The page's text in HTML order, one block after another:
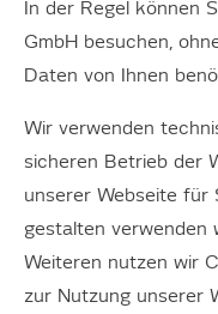
der
Für die Talente
„Nähatelier – auf den
mit Licht, Solar und
„Erfinder*innen-
Curie“ sowie
In der Regel können
GmbH besuchen,
Daten von Ihnen
Wir verwenden
sicheren Betrieb der
unserer Webseite für
gestalten verwenden
Weiteren nutzen wir
zur Nutzung unserer